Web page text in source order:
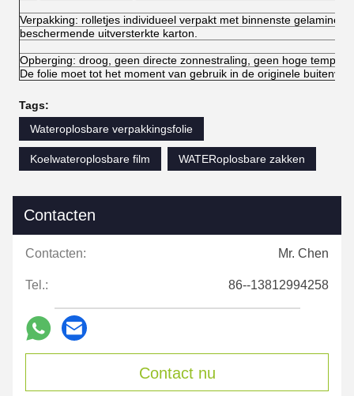
Verpakking: rolletjes individueel verpakt met binnenste
beschermende uitversterkte karton.
Opberging: droog, geen directe zonnestraling, geen hoge
De folie moet tot het moment van gebruik in de originele
Tags:
Wateroplosbare verpakkingsfolie
Koelwateroplosbare film WATERoplosbare zakken
Contacten
Contacten: Mr. Chen
Tel.: 86--13812994258
Contact nu